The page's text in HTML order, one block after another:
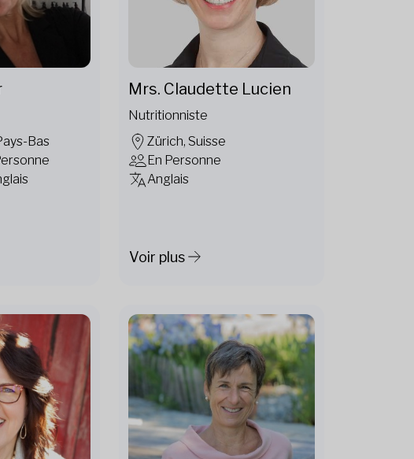
Bas
Mrs. Claudette Lucien
Nutritionniste
Zürich, Suisse
En Personne
Anglais
Voir plus